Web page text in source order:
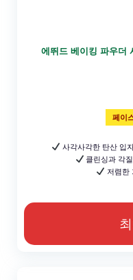
에뛰드 베이킹 파우더
페이
사각사각한 탄산 입
클린싱과 각
저렴한